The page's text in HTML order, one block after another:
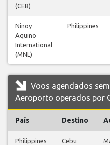
(CEB)
Ninoy
Aquino
International
(MNL)
Philippines
Voos agendados
Aeroporto operados por
País Destino
Philippines Cebu